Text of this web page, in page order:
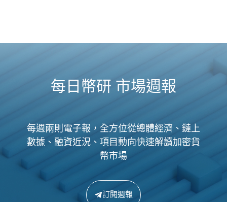
每日幣研 市場週報
每週兩則電子報，全方位從總體經濟、鏈上
數據、融資近況、項目動向快速解讀加密貨
幣市場
訂閱週報